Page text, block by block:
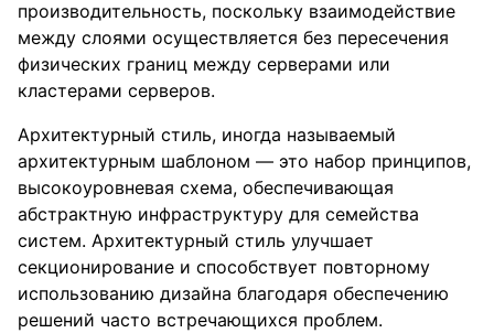
производительность, поскольку взаимодействие
между слоями осуществляется без пересечения
физических границ между серверами или
кластерами серверов.
Архитектурный стиль, иногда называемый
архитектурным шаблоном — это набор принципов,
высокоуровневая схема, обеспечивающая
абстрактную инфраструктуру для семейства
систем. Архитектурный стиль улучшает
секционирование и способствует повторному
использованию дизайна благодаря обеспечению
решений часто встречающихся проблем.